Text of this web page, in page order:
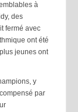
à
des
fermé avec
ont été
jeunes ont
y
par